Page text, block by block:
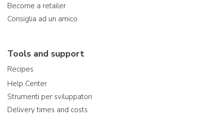
Become a retailer
Consiglia ad un amico
Tools and support
Recipes
Help Center
Strumenti per sviluppatori
Delivery times and costs